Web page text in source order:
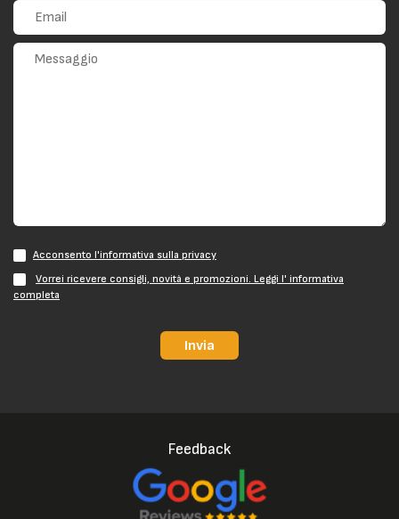
Acconsento l'informativa sulla privacy
Vorrei ricevere consigli, novità e promozioni. Leggi l' informativa
completa
Invia
Feedback